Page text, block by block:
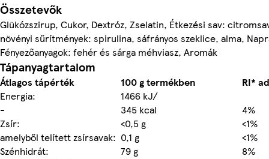
Összetevők
Glükózszirup, Cukor, Dextróz, Zselatin, Étkezési sav:
növényi sűrítmények: spirulina, sáfrányos szeklice, alma,
Fényezőanyagok: fehér és sárga méhviasz, Aromák
Tápanyagtartalom
Átlagos tápérték 100 g termékben
RI*
Energia:
1466 kJ/
-
345 kcal
4%
Zsír:
<0,5 g
<1%
amelyből telített zsírsavak: 0,1 g
<1%
Szénhidrát:
79 g
8%